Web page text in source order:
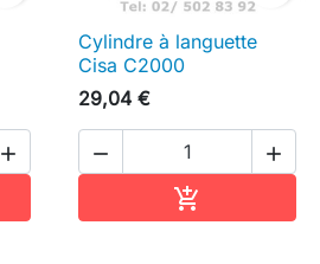

Cylindre à languette
Cisa C2000
29,04 €
 
